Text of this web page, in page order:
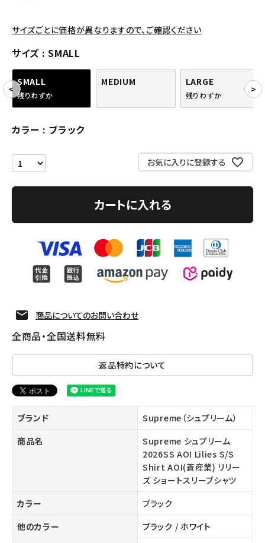
COLLABORATION BRAND
SEASON
CONTENTS
ようこそ ゲスト 様
meeting_room ログイン
Follow us
サイズごとに価格が異なりますので、ご確認ください
サイズ SMALL
SMALL
残りわずか
MEDIUM LARGE
残りわずか
カラー ブラック
お気に入りに登録する
カートに入れる
商品についてのお問い合わせ
全商品・全国送料無料
返品特約について
ブランド
Supreme（シュプリーム）
商品名
Supreme シュプリーム
2026SS AOI Lilies S/S
Shirt AOI(蒼産業) リリー
ズ ショートスリーブシャツ
カラー
ブラック
他のカラー
ブラック / ホワイト